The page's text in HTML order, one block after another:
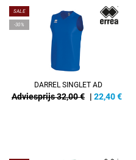
SALE
-30%
DARREL SINGLET AD
Adviesprijs 32,00 € | 22,40€